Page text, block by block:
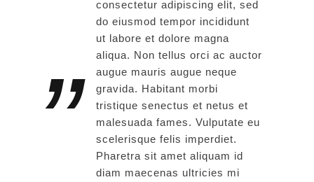
consectetur adipiscing elit, sed
do eiusmod tempor incididunt
ut labore et dolore magna
aliqua. Non tellus orci ac auctor
augue mauris augue neque
gravida. Habitant morbi
tristique senectus et netus et
malesuada fames. Vulputate eu
scelerisque felis imperdiet.
Pharetra sit amet aliquam id
diam maecenas ultricies mi